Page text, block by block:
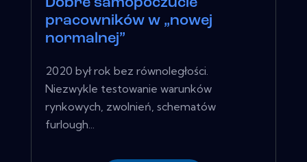
pracowników w „nowej
normalnej”
2020 był rok bez równoległości.
Niezwykle testowanie warunków
rynkowych, zwolnień, schematów
furlough...